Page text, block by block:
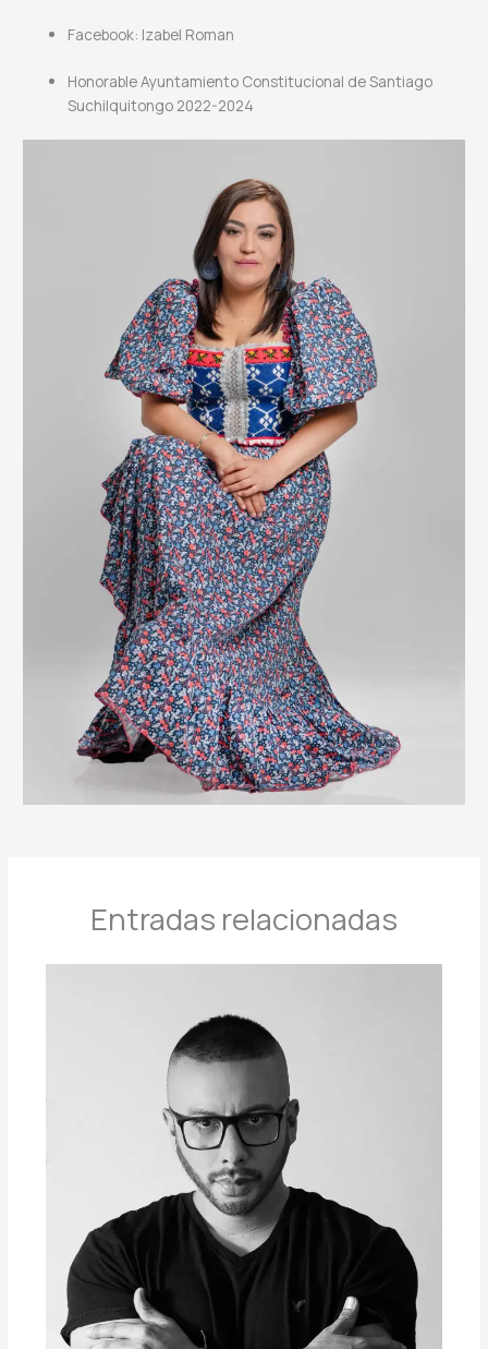
Facebook: Izabel Roman
Honorable Ayuntamiento Constitucional de Santiago
Suchilquitongo 2022-2024
Entradas relacionadas